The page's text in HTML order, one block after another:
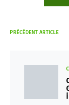
PRÉCÉDENT ARTICLE